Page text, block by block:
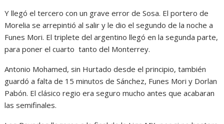
Y llegó el tercero con un grave error de Sosa. El portero de
Morelia se arrepintió al salir y le dio el segundo de la noche a
Funes Mori. El triplete del argentino llegó en la segunda parte,
para poner el cuarto tanto del Monterrey.
Antonio Mohamed, sin Hurtado desde el principio, también
guardó a falta de 15 minutos de Sánchez, Funes Mori y Dorlan
Pabón. El clásico regio era seguro mucho antes que acabaran
las semifinales.